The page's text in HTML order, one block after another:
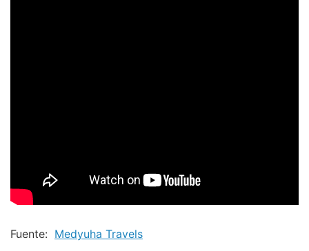
Fuente: Medyuha Travels